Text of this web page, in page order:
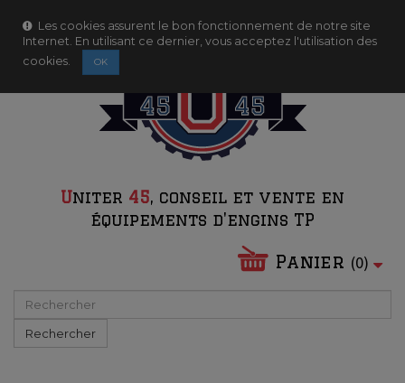
Uniter 45, conseil et vente en
équipements d'engins TP
Panier (0)
Rechercher
Les cookies assurent le bon fonctionnement de notre site
Internet. En utilisant ce dernier, vous acceptez l'utilisation des
cookies.
OK